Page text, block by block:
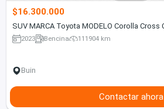
$16.300.000
2023 Bencina 111904 km
Buin
Contactar ahora